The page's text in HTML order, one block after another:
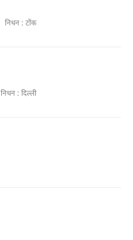
निधन : टोंक
निधन : दिल्ली